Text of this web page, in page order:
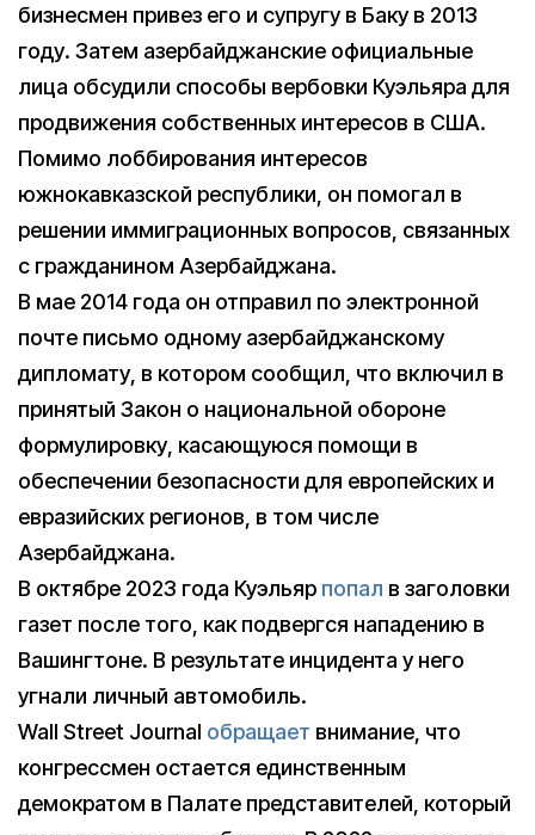
бизнесмен привез его и супругу в Баку в 2013
году. Затем азербайджанские официальные
лица обсудили способы вербовки Куэльяра для
продвижения собственных интересов в США.
Помимо лоббирования интересов
южнокавказской республики, он помогал в
решении иммиграционных вопросов, связанных
с гражданином Азербайджана.
В мае 2014 года он отправил по электронной
почте письмо одному азербайджанскому
дипломату, в котором сообщил, что включил в
принятый Закон о национальной обороне
формулировку, касающуюся помощи в
обеспечении безопасности для европейских и
евразийских регионов, в том числе
Азербайджана.
В октябре 2023 года Куэльяр попал в заголовки
газет после того, как подвергся нападению в
Вашингтоне. В результате инцидента у него
угнали личный автомобиль.
Wall Street Journal обращает внимание, что
конгрессмен остается единственным
демократом в Палате представителей, который